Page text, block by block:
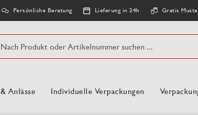
Persönliche Beratung Lieferung in 24h Gratis
Anlässe Individuelle Verpackungen